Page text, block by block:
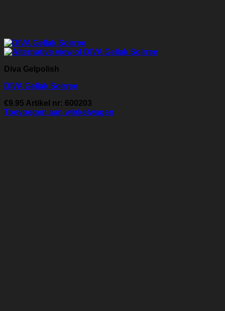
Diva Gelpolish
DIVA Gellak Soirree
€9.95 Artikel nr: 600203
Toevoegen aan winkelwagen